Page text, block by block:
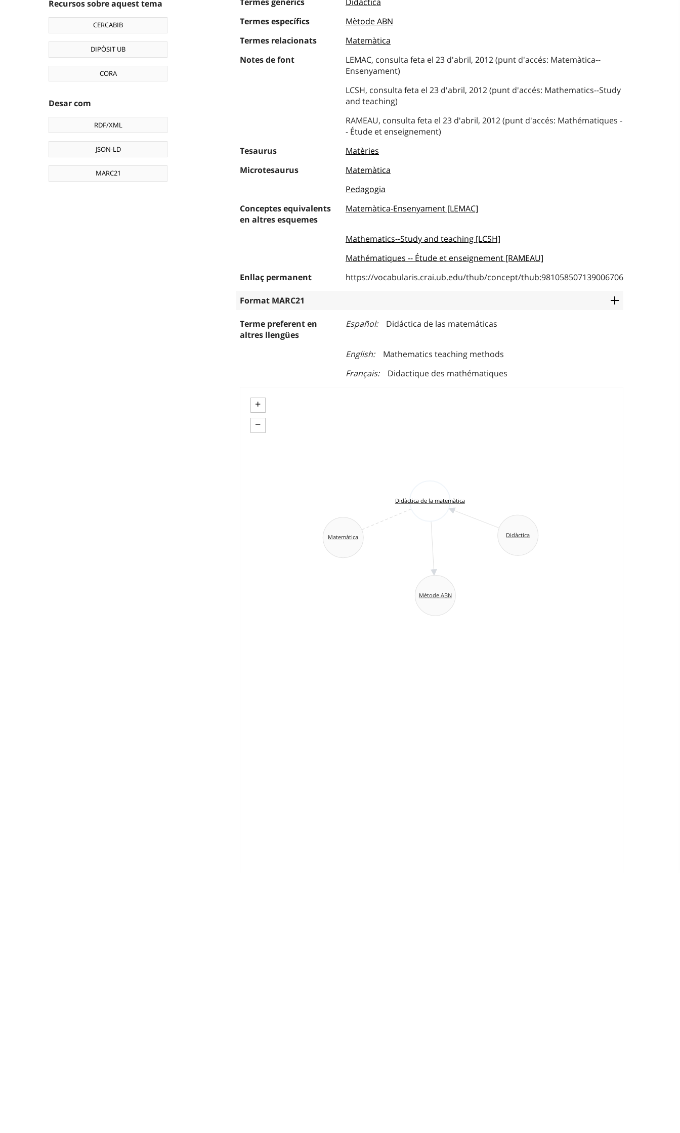
Recursos sobre aquest tema
CERCABIB
DIPÒSIT UB
CORA
Desar com
RDF/XML
JSON-LD
MARC21
Termes específics
Mètode ABN
Termes relacionats
Matemàtica
Notes de font
LEMAC, consulta feta el 23 d'abril, 2012 (punt d'accés: Matemàtica--
Ensenyament)
LCSH, consulta feta el 23 d'abril, 2012 (punt d'accés: Mathematics--Study
and teaching)
RAMEAU, consulta feta el 23 d'abril, 2012 (punt d'accés: Mathématiques -
- Étude et enseignement)
Tesaurus
Matèries
Microtesaurus
Matemàtica
Pedagogia
Conceptes equivalents
en altres esquemes
Matemàtica-Ensenyament [LEMAC]
Mathematics--Study and teaching [LCSH]
Mathématiques -- Étude et enseignement [RAMEAU]
Enllaç permanent
https://vocabularis.crai.ub.edu/thub/concept/thub:981058507139006706
Format MARC21
Terme preferent en
altres llengües
Español Didáctica de las matemáticas
English
Mathematics teaching methods
Français
Didactique des mathématiques
+
−
Mètode ABN
Matemàtica
Didàctica de la matemàtica
Didàctica